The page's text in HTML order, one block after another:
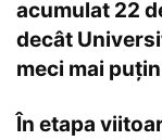
acumulat 22
decât
meci mai
În etapa